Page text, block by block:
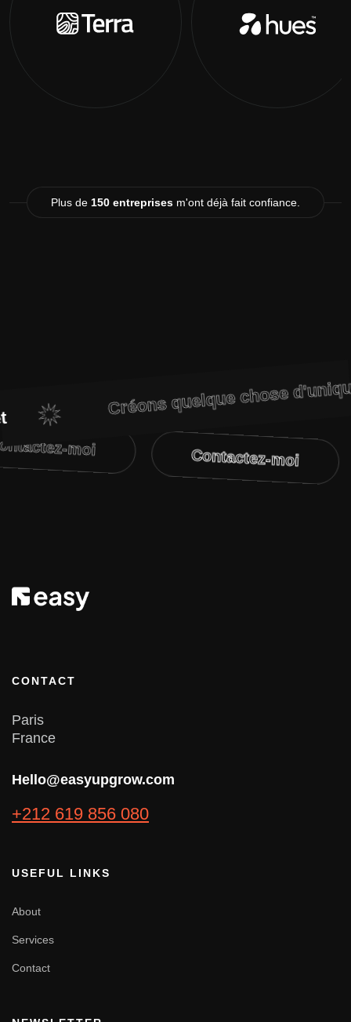
Plus de 150 entreprises m'ont déjà fait confiance.
Créons quelque chose d'unique
moi Contactez-moi
CONTACT
Paris
France
Hello@easyupgrow.com
+212 619 856 080
USEFUL LINKS
About
Services
Contact